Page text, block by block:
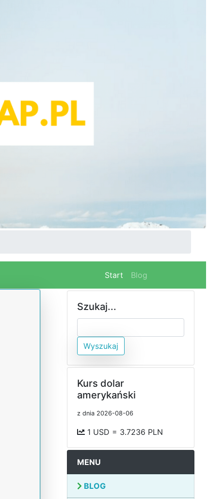
Start (current)
Blog
Szukaj...
Wyszukaj
Kurs dolar
amerykański
z dnia 2026-08-06
1 USD = 3.7236 PLN
MENU
BLOG